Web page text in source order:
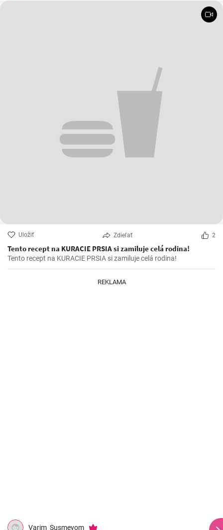
Uložiť Zdieľať 2
Tento recept na KURACIE PRSIA si zamiluje celá rodina!
Tento recept na KURACIE PRSIA si zamiluje celá rodina!
REKLAMA
Varim_Susmevom